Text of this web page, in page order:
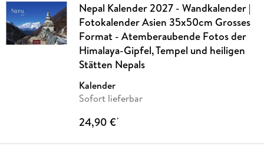
Nepal Kalender 2027 - Wandkalender |
Fotokalender Asien 35x50cm Grosses
Format - Atemberaubende Fotos der
Himalaya-Gipfel, Tempel und heiligen
Stätten Nepals
Kalender
Sofort lieferbar
24,90 €*